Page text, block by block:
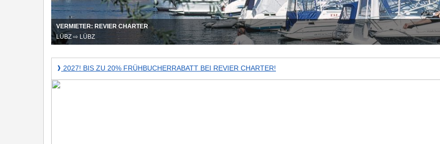
VERMIETER: REVIER CHARTER
LÜBZ ⇨ LÜBZ
2027!
Bis
zu
❱ 2027! BIS ZU 20% FRÜHBUCHERRABATT BEI REVIER CHARTER!